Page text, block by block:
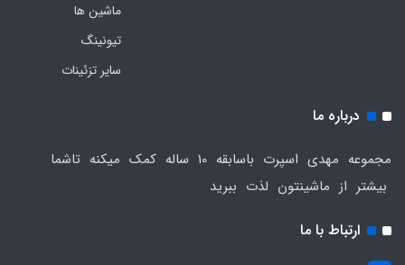
ماشین ها
تیونینگ
سایر تزئینات
درباره ما
مجموعه مهدی اسپرت باسابقه 10 ساله کمک میکنه تاشما
بیشتر از ماشینتون لذت ببرید
ارتباط با ما